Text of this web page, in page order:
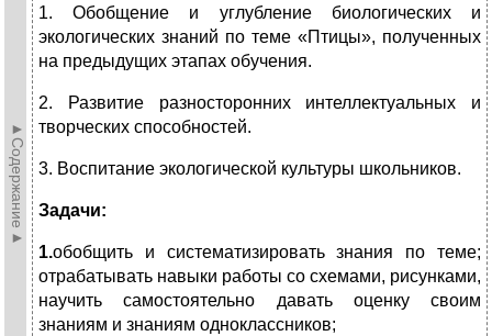
►Содержание►
1. Обобщение и углубление биологических и
экологических знаний по теме «Птицы», полученных
на предыдущих этапах обучения.
2. Развитие разносторонних интеллектуальных и
творческих способностей.
3. Воспитание экологической культуры школьников.
Задачи:
1.обобщить и систематизировать знания по теме;
отрабатывать навыки работы со схемами, рисунками,
научить самостоятельно давать оценку своим
знаниям и знаниям одноклассников;